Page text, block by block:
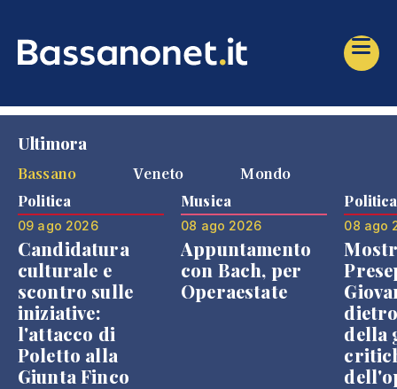
Ultimora
Bassano
Veneto Mondo
Politica
09 ago 2026
Candidatura
culturale e
scontro sulle
iniziative:
l'attacco di
Poletto alla
Giunta Finco
Musica
08 ago 2026
Appuntamento
con Bach, per
Operaestate
Politica
08 ago
della